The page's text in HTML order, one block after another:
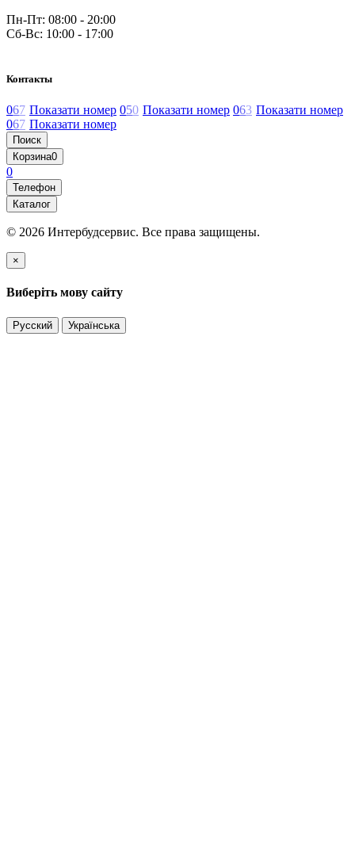
Пн-Пт: 08:00 - 20:00
Сб-Вс: 10:00 - 17:00
Контакты
067 Показати номер 050 Показати номер 063 Показати номер
067 Показати номер
Поиск
Корзина0
0
Телефон
Каталог
© 2026 Интербудсервис. Все права защищены.
×
Виберіть мову сайту
Русский Українська